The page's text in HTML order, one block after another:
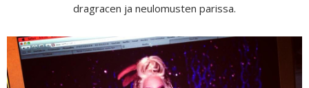
dragracen ja neulomusten parissa.